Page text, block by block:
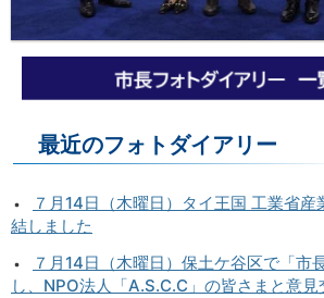
最近のフォトダイアリー
７月14日（木曜日）タイ王国 工業省
結しました
７月14日（木曜日）保土ケ谷区で「市
し、NPO法人「A.S.C.C」の皆さまと意見